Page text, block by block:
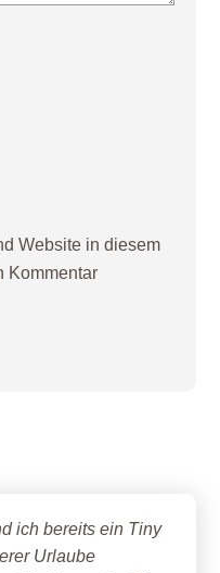
ich bereits ein Tiny
Urlaube
Website in diesem
Kommentar